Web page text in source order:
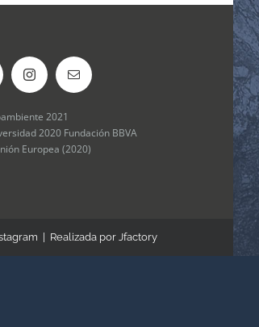
2021
2020 Fundación BBVA
Europea (2020)
| Realizada por Jfactory